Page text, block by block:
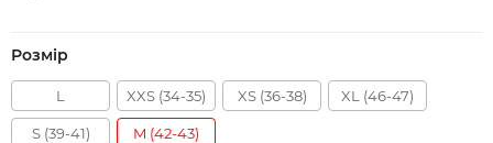
Розмір
L XXS (34-35) XS (36-38) XL (46-47)
S (39-41) M (42-43)